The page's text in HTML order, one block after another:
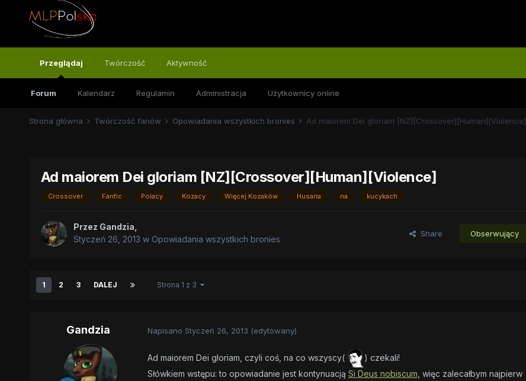
Przeglądaj
Forum Kalendarz Regulamin Administracja Użytkownicy online
Twórczość Aktywność
Strona główna Twórczość fanów Opowiadania wszystkich bronies Ad maiorem Dei gloriam [NZ][Crossover][Human][Violence]
Ad maiorem Dei gloriam [NZ][Crossover][Human][Violence]
Crossover Fanfic Polacy Kozacy Więcej Kozaków Husaria na kucykach
Przez Gandzia
Styczeń 26, 2013 w Opowiadania wszystkich bronies
Share Obserwujący
1 2 3 DALEJ Strona 1 z 3
Gandzia Napisano Styczeń 26, 2013 (edytowany)
Ad maiorem Dei gloriam, czyli coś, na co wszyscy(
) czekali!
Słówkiem wstępu: to opowiadanie jest kontynuacją Si Deus nobiscum , więc zalecałbym najpierw